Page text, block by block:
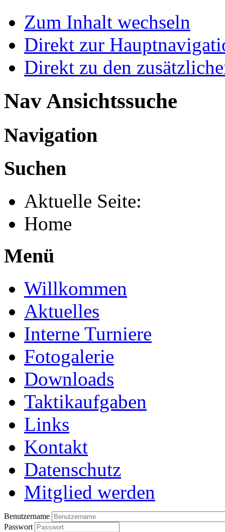
Zum Inhalt wechseln
Direkt zur
Direkt zu den
Nav Ansichtssuche
Navigation
Suchen
Aktuelle Seite:
Home
Menü
Willkommen
Aktuelles
Interne Turniere
Fotogalerie
Downloads
Taktikaufgaben
Links
Kontakt
Datenschutz
Mitglied werden
Benutzername
Passwort